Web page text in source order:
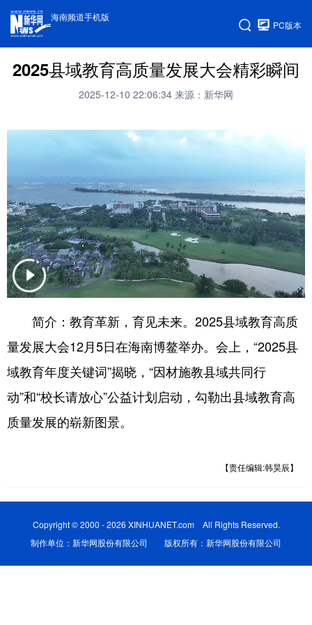
海南频道手机版
PC版本
2025县域教育高质量发展大会精彩瞬间
2025-12-10 22:06:34 来源：新华网
简介：教育革新，育见未来。2025县域教育高质
量发展大会12月5日在海南博鳌举办。会上，“2025县
域教育年度关键词”揭晓，“因材施教县域共同行
动”和“校长请放心”公益计划启动，勾勒出县域教育高
质量发展的崭新图景。
【责任编辑:韩昊辰】
Copyright © 2000 - 2026 XINHUANET.com All Rights Reserved.
制作单位：新华网股份有限公司 版权所有：新华网股份有限公司